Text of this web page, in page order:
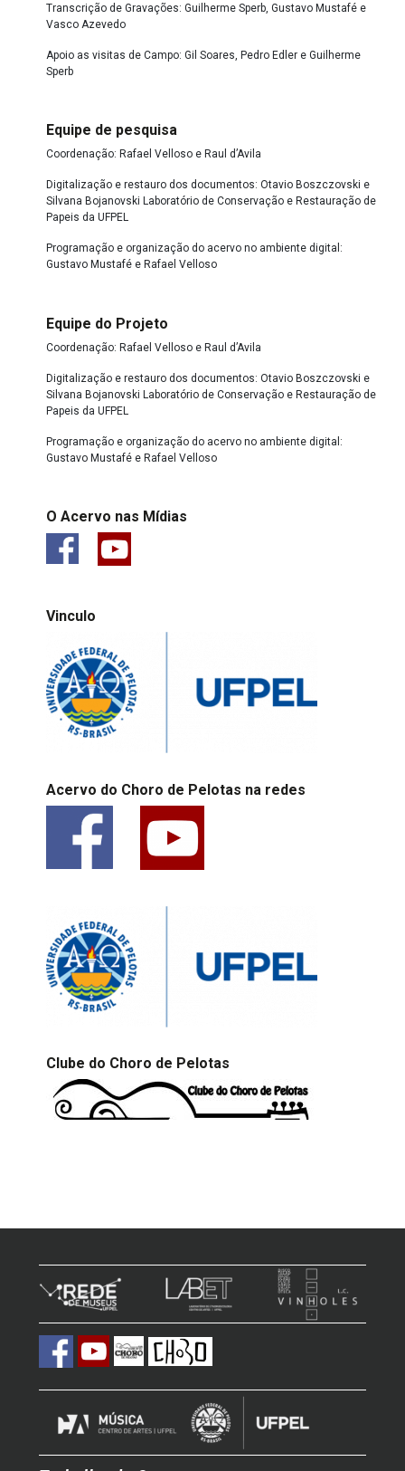
Transcrição de Gravações: Guilherme Sperb, Gustavo Mustafé e
Vasco Azevedo
Apoio as visitas de Campo: Gil Soares, Pedro Edler e Guilherme
Sperb
Equipe de pesquisa
Coordenação: Rafael Velloso e Raul d’Avila
Digitalização e restauro dos documentos: Otavio Boszczovski e
Silvana Bojanovski Laboratório de Conservação e Restauração de
Papeis da UFPEL
Programação e organização do acervo no ambiente digital:
Gustavo Mustafé e Rafael Velloso
Equipe do Projeto
Coordenação: Rafael Velloso e Raul d’Avila
Digitalização e restauro dos documentos: Otavio Boszczovski e
Silvana Bojanovski Laboratório de Conservação e Restauração de
Papeis da UFPEL
Programação e organização do acervo no ambiente digital:
Gustavo Mustafé e Rafael Velloso
O Acervo nas Mídias
Vinculo
Acervo do Choro de Pelotas na redes
Clube do Choro de Pelotas